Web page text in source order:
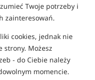
Twoje potrzeby i
zainteresowań.
cookies, jednak nie
strony. Możesz
- do Ciebie należy
momencie.